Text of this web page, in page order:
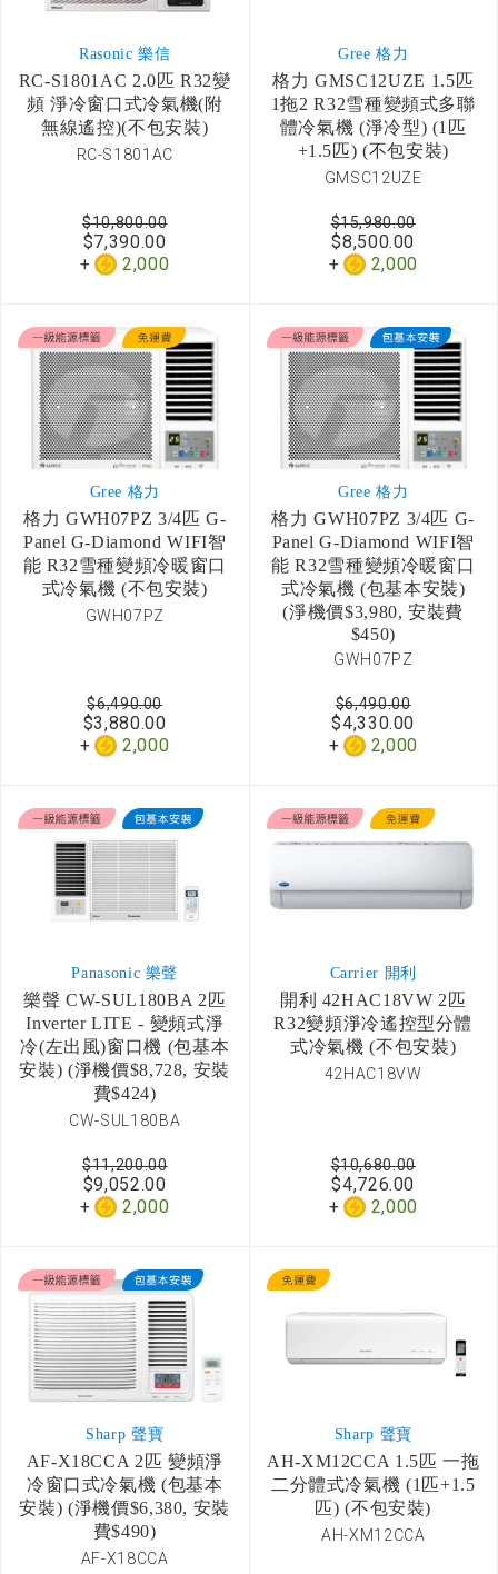
Rasonic 樂信
RC-S1801AC 2.0匹 R32變
頻 淨冷窗口式冷氣機(附
無線遙控)(不包安裝)
RC-S1801AC
$7,390.00
2,000
$10,800.00
Gree 格力
格力 GMSC12UZE 1.5匹
1拖2 R32雪種變頻式多聯
體冷氣機 (淨冷型) (1匹
+1.5匹) (不包安裝)
GMSC12UZE
$8,500.00
2,000
$15,980.00
Gree 格力
格力 GWH07PZ 3/4匹 G-
Panel G-Diamond WIFI智
能 R32雪種變頻冷暖窗口
式冷氣機 (不包安裝)
GWH07PZ
$3,880.00
2,000
$6,490.00
Gree 格力
格力 GWH07PZ 3/4匹 G-
Panel G-Diamond WIFI智
能 R32雪種變頻冷暖窗口
式冷氣機 (包基本安裝)
(淨機價$3,980, 安裝費
$450)
GWH07PZ
$4,330.00
2,000
$6,490.00
Panasonic 樂聲
樂聲 CW-SUL180BA 2匹
Inverter LITE - 變頻式淨
冷(左出風)窗口機 (包基本
安裝) (淨機價$8,728, 安裝
費$424)
CW-SUL180BA
$9,052.00
2,000
$11,200.00
Carrier 開利
開利 42HAC18VW 2匹
R32變頻淨冷遙控型分體
式冷氣機 (不包安裝)
42HAC18VW
$4,726.00
2,000
$10,680.00
Sharp 聲寶
AF-X18CCA 2匹 變頻淨
冷窗口式冷氣機 (包基本
安裝) (淨機價$6,380, 安裝
費$490)
AF-X18CCA
Sharp 聲寶
AH-XM12CCA 1.5匹 一拖
二分體式冷氣機 (1匹+1.5
匹) (不包安裝)
AH-XM12CCA